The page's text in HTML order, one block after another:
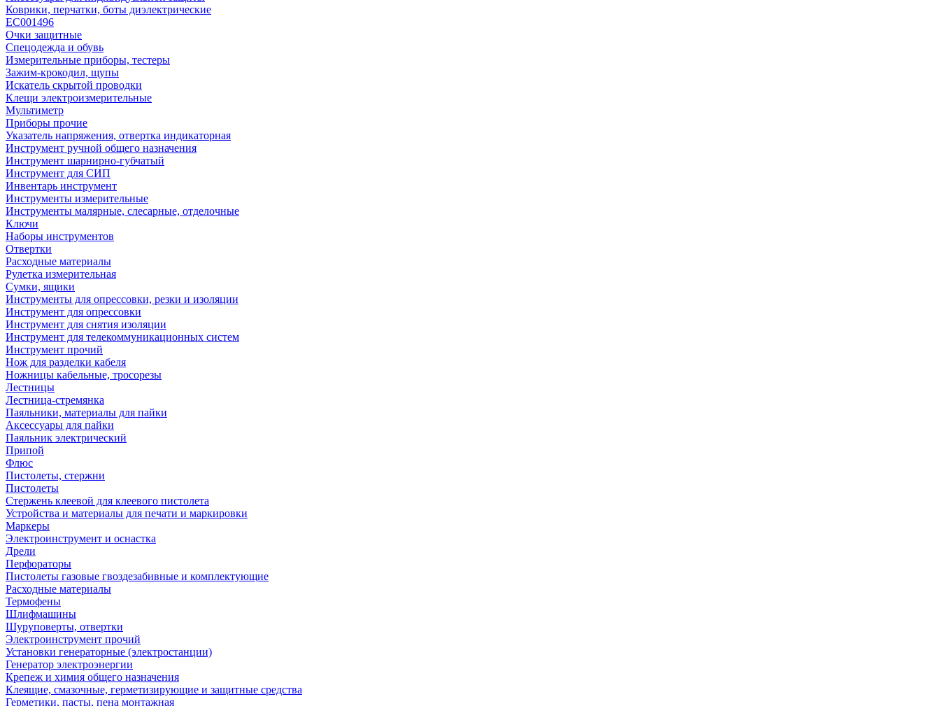
Коврики, перчатки, боты диэлектрические
EC001496
Очки защитные
Спецодежда и обувь
Измерительные приборы, тестеры
Зажим-крокодил, щупы
Искатель скрытой проводки
Клещи электроизмерительные
Мультиметр
Приборы прочие
Указатель напряжения, отвертка индикаторная
Инструмент ручной общего назначения
Инструмент шарнирно-губчатый
Инструмент для СИП
Инвентарь инструмент
Инструменты измерительные
Инструменты малярные, слесарные, отделочные
Ключи
Наборы инструментов
Отвертки
Расходные материалы
Рулетка измерительная
Сумки, ящики
Инструменты для опрессовки, резки и изоляции
Инструмент для опрессовки
Инструмент для снятия изоляции
Инструмент для телекоммуникационных систем
Инструмент прочий
Нож для разделки кабеля
Ножницы кабельные, тросорезы
Лестницы
Лестница-стремянка
Паяльники, материалы для пайки
Аксессуары для пайки
Паяльник электрический
Припой
Флюс
Пистолеты, стержни
Пистолеты
Стержень клеевой для клеевого пистолета
Устройства и материалы для печати и маркировки
Маркеры
Электроинструмент и оснастка
Дрели
Перфораторы
Пистолеты газовые гвоздезабивные и комплектующие
Расходные материалы
Термофены
Шлифмашины
Шуруповерты, отвертки
Электроинструмент прочий
Установки генераторные (электростанции)
Генератор электроэнергии
Крепеж и химия общего назначения
Клеящие, смазочные, герметизирующие и защитные средства
Герметики, пасты, пена монтажная